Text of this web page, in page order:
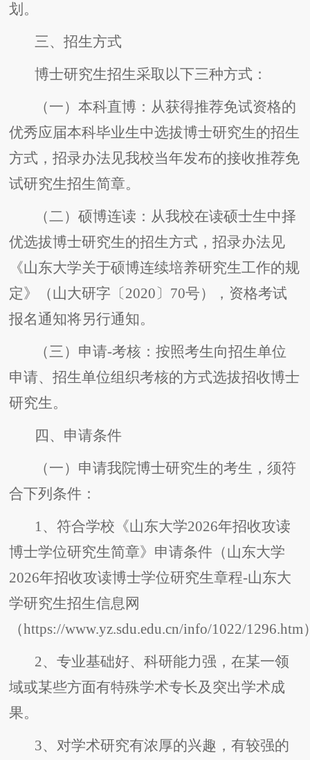
划。
三、招生方式
博士研究生招生采取以下三种方式：
（一）本科直博：从获得推荐免试资格的
优秀应届本科毕业生中选拔博士研究生的招生
方式，招录办法见我校当年发布的接收推荐免
试研究生招生简章。
（二）硕博连读：从我校在读硕士生中择
优选拔博士研究生的招生方式，招录办法见
《山东大学关于硕博连续培养研究生工作的规
定》（山大研字〔2020〕70号），资格考试
报名通知将另行通知。
（三）申请-考核：按照考生向招生单位
申请、招生单位组织考核的方式选拔招收博士
研究生。
四、申请条件
（一）申请我院博士研究生的考生，须符
合下列条件：
1、符合学校《山东大学2026年招收攻读
博士学位研究生简章》申请条件（山东大学
2026年招收攻读博士学位研究生章程-山东大
学研究生招生信息网
（https://www.yz.sdu.edu.cn/info/1022/1296.htm
2、专业基础好、科研能力强，在某一领
域或某些方面有特殊学术专长及突出学术成
果。
3、对学术研究有浓厚的兴趣，有较强的